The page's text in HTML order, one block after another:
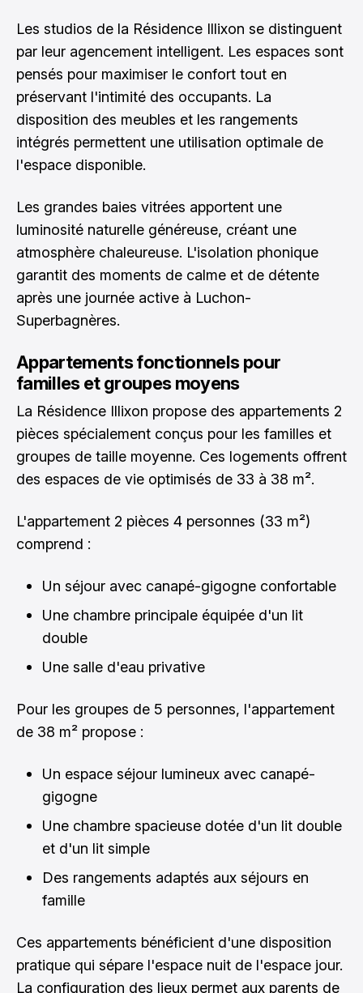
Les studios de la Résidence Illixon se distinguent
par leur agencement intelligent. Les espaces sont
pensés pour maximiser le confort tout en
préservant l'intimité des occupants. La
disposition des meubles et les rangements
intégrés permettent une utilisation optimale de
l'espace disponible.
Les grandes baies vitrées apportent une
luminosité naturelle généreuse, créant une
atmosphère chaleureuse. L'isolation phonique
garantit des moments de calme et de détente
après une journée active à Luchon-
Superbagnères.
Appartements fonctionnels pour
familles et groupes moyens
La Résidence Illixon propose des appartements 2
pièces spécialement conçus pour les familles et
groupes de taille moyenne. Ces logements offrent
des espaces de vie optimisés de 33 à 38 m².
L'appartement 2 pièces 4 personnes (33 m²)
comprend :
Un séjour avec canapé-gigogne confortable
Une chambre principale équipée d'un lit
double
Une salle d'eau privative
Pour les groupes de 5 personnes, l'appartement
de 38 m² propose :
Un espace séjour lumineux avec canapé-
gigogne
Une chambre spacieuse dotée d'un lit double
et d'un lit simple
Des rangements adaptés aux séjours en
famille
Ces appartements bénéficient d'une disposition
pratique qui sépare l'espace nuit de l'espace jour.
La configuration des lieux permet aux parents de